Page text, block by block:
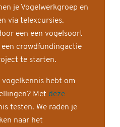
je Vogelwerkgroep en
via telexcursies.
een een vogelsoort
crowdfundingactie
te starten.
vogelkennis hebt om
Met deze
testen. We raden je
naar het